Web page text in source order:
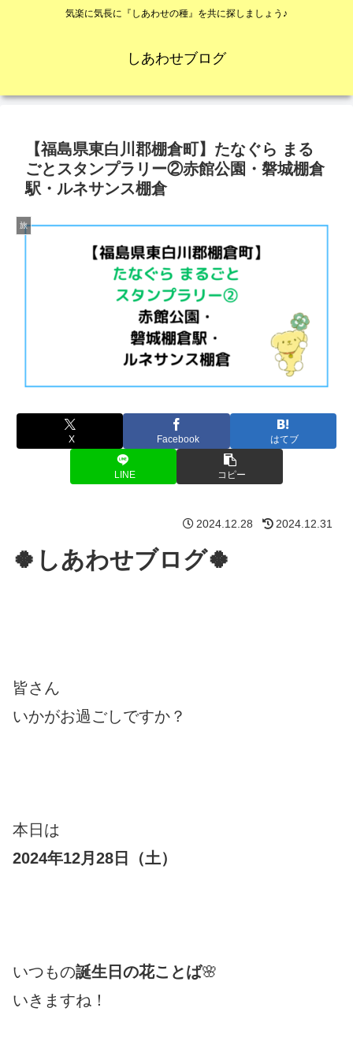
気楽に気長に『しあわせの種』を共に探しましょう♪
しあわせブログ
【福島県東白川郡棚倉町】たなぐら まる
ごとスタンプラリー②赤館公園・磐城棚倉
駅・ルネサンス棚倉
旅
X Facebook はてブ
LINE コピー
2024.12.28 2024.12.31
🍀しあわせブログ🍀
皆さん
いかがお過ごしですか？
本日は
2024年12月28日（土）
いつもの誕生日の花ことば🌸
いきますね！